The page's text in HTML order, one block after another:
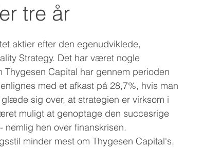
tre år
aktier efter den egenudviklede,
Strategy. Det har været nogle
Capital har gennem perioden
med et afkast på 28,7%, hvis man
sig over, at strategien er virksom i
muligt at genoptage den succesrige
hen over finanskrisen.
minder mest om Thygesen Capital's,